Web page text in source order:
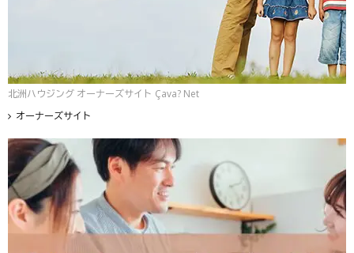
北洲ハウジング オーナーズサイト Çava? Net
オーナーズサイト